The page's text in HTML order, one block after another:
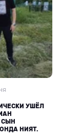
УШЁЛ
СЫН
НИЯТ.